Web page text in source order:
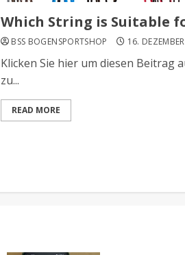
Which String is Suitable
BSS BOGENSPORTSHOP 16.
Klicken Sie hier um diesen Beitrag
zu...
READ MORE